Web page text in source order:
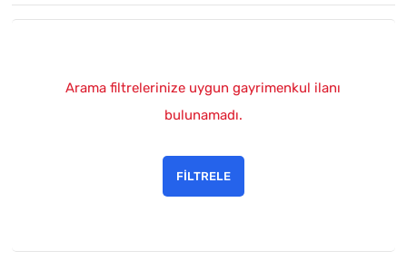
Arama filtrelerinize uygun gayrimenkul ilanı
bulunamadı.
FILTRELE